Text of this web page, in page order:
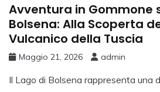
Avventura in Gommone
Bolsena: Alla Scoperta
Vulcanico della Tuscia
Maggio 21, 2026 admin
Il Lago di Bolsena rappresenta una